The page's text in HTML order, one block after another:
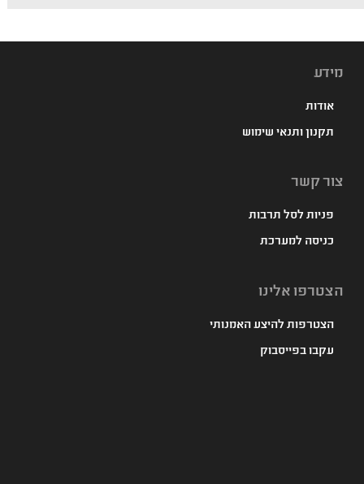
מידע
אודות
תקנון ותנאי שימוש
צור קשר
פניות לסל תרבות
כניסה למערכת
הצטרפו אלינו
הצטרפות להיצע האמנותי
עקבו בפייסבוק